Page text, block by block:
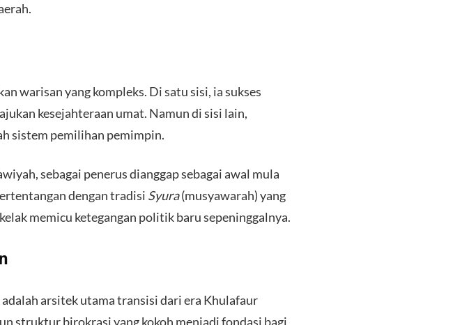
warisan yang kompleks. Di satu sisi, ia sukses
kesejahteraan umat. Namun di sisi lain,
sistem pemilihan pemimpin.
sebagai penerus dianggap sebagai awal mula
dengan tradisi Syura(musyawarah) yang
memicu ketegangan politik baru sepeninggalnya.
adalah arsitek utama transisi dari era Khulafaur
struktur birokrasi yang kokoh menjadi fondasi bagi